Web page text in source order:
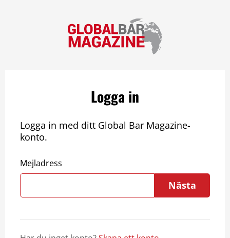
Logga in
Logga in med ditt Global Bar Magazine-
konto.
Mejladress
Nästa